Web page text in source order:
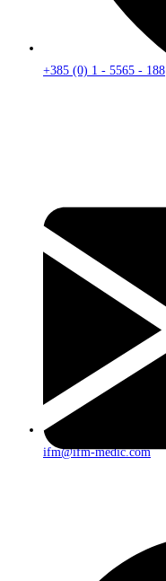
+385 (0) 1 - 5565 - 188
ifm@ifm-medic.com